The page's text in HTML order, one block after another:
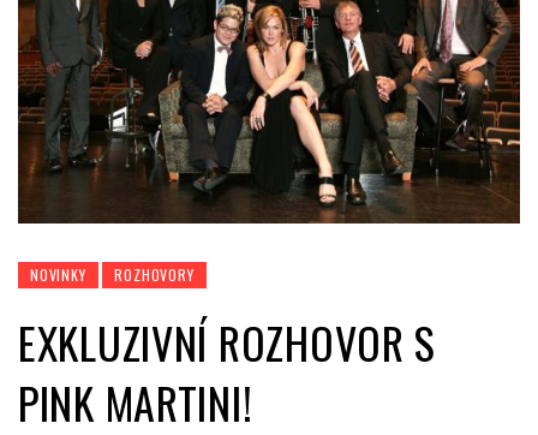
NOVINKY ROZHOVORY
EXKLUZIVNÍ ROZHOVOR S
PINK MARTINI!